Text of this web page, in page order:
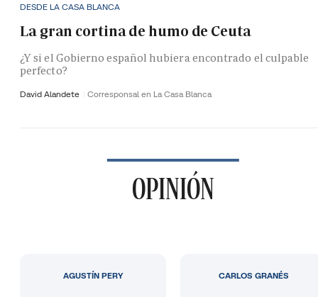
DESDE LA CASA BLANCA
La gran cortina de humo de Ceuta
¿Y si el Gobierno español hubiera encontrado el culpable
perfecto?
David Alandete Corresponsal en La Casa Blanca
OPINIÓN
AGUSTÍN PERY CARLOS GRANÉS